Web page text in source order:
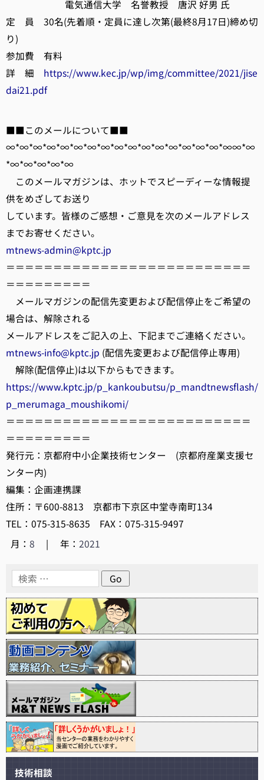
電気通信大学 名誉教授 唐沢 好男 氏
定 員 30名(先着順・定員に達し次第(最終8月17日)締め切
り)
参加費 有料
詳 細 https://www.kec.jp/wp/img/committee/2021/jise
dai21.pdf
■■このメールについて■■
∞*∞*∞*∞*∞*∞*∞*∞*∞*∞*∞*∞*∞*∞*∞*∞*∞∞*∞
*∞*∞*∞*∞*∞
このメールマガジンは、ホットでスピーディーな情報提
供をめざしてお送り
しています。皆様のご感想・ご意見を次のメールアドレス
までお寄せください。
mtnews-admin@kptc.jp
＝＝＝＝＝＝＝＝＝＝＝＝＝＝＝＝＝＝＝＝＝＝＝＝＝＝
＝＝＝＝＝＝＝＝＝
メールマガジンの配信先変更および配信停止をご希望の
場合は、解除される
メールアドレスをご記入の上、下記までご連絡ください。
mtnews-info@kptc.jp (配信先変更および配信停止専用)
解除(配信停止)は以下からもできます。
https://www.kptc.jp/p_kankoubutsu/p_mandtnewsflash/
p_merumaga_moushikomi/
＝＝＝＝＝＝＝＝＝＝＝＝＝＝＝＝＝＝＝＝＝＝＝＝＝＝
＝＝＝＝＝＝＝＝＝
発行元：京都府中小企業技術センター (京都府産業支援セ
ンター内)
編集：企画連携課
住所：〒600-8813 京都市下京区中堂寺南町134
TEL：075-315-8635 FAX：075-315-9497
月： 8 | 年：2021
技術相談